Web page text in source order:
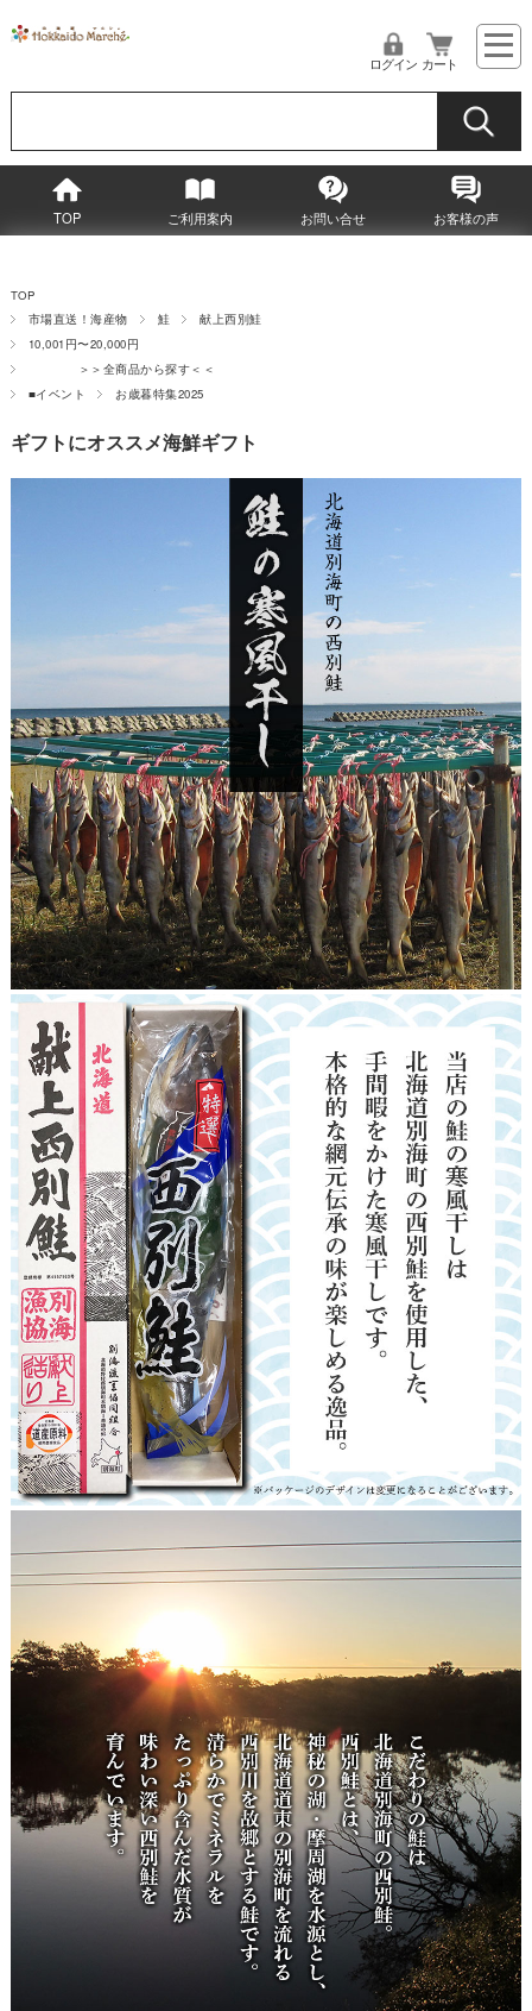
ログイン カート
TOP ご利用案内 お問い合せ お客様の声
TOP
市場直送！海産物
鮭
献上西別鮭
10,001円〜20,000円
＞＞全商品から探す＜＜
■イベント
お歳暮特集2025
ギフトにオススメ海鮮ギフト